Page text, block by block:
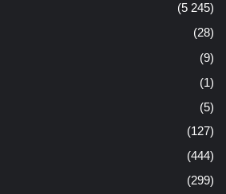
(5 245)
(28)
(9)
(1)
(5)
(127)
(444)
(299)